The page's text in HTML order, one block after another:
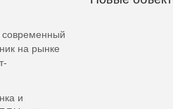
на рынке
и